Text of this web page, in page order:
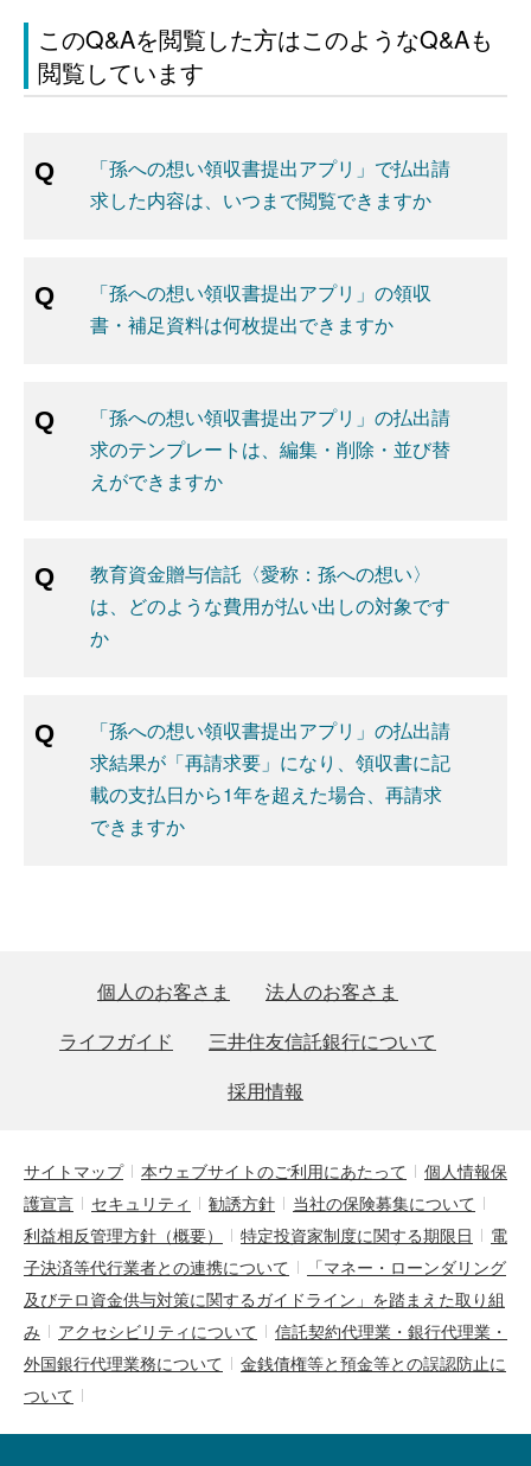
このQ&Aを閲覧した方はこのようなQ&Aも
閲覧しています
「孫への想い領収書提出アプリ」で払出請
求した内容は、いつまで閲覧できますか
「孫への想い領収書提出アプリ」の領収
書・補足資料は何枚提出できますか
「孫への想い領収書提出アプリ」の払出請
求のテンプレートは、編集・削除・並び替
えができますか
教育資金贈与信託〈愛称：孫への想い〉
は、どのような費用が払い出しの対象です
か
「孫への想い領収書提出アプリ」の払出請
求結果が「再請求要」になり、領収書に記
載の支払日から1年を超えた場合、再請求
できますか
個人のお客さま
法人のお客さま
ライフガイド
三井住友信託銀行について
採用情報
サイトマップ 本ウェブサイトのご利用にあたって
個人情報保
護宣言
セキュリティ 勧誘方針
当社の保険募集について
利益相反管理方針（概要）
特定投資家制度に関する期限日
電
子決済等代行業者との連携について
「マネー・ローンダリング
及びテロ資金供与対策に関するガイドライン」を踏まえた取り組
み
アクセシビリティについて
信託契約代理業・銀行代理業・
外国銀行代理業務について
金銭債権等と預金等との誤認防止に
ついて